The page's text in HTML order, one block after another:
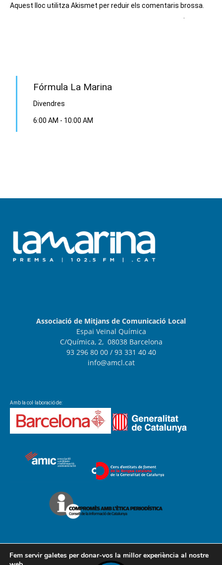
Aquest lloc utilitza Akismet per reduir els comentaris brossa.
Fórmula La Marina
Divendres
6:00 AM - 10:00 AM
Associació de Mitjans de Comunicació Local
Espai Veïnal Química
C/Química, 2, 08038 Barcelona
93 296 80 00 / 93 331 40 40
info@amcl.cat
Amb la col·laboració de:
Fem servir galetes per donar-vos la millor experiència al nostre